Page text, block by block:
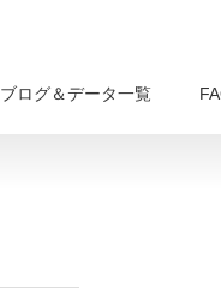
ブログ＆データ一覧